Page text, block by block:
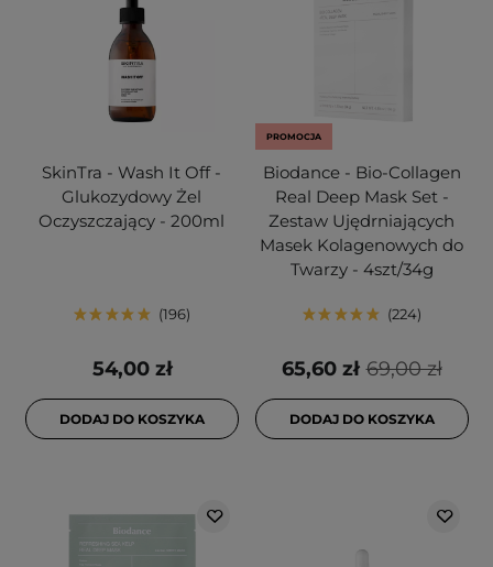
SkinTra - Wash It Off -
Glukozydowy Żel
Oczyszczający - 200ml
196
54,00 zł
DODAJ DO KOSZYKA
PROMOCJA
Biodance - Bio-Collagen
Real Deep Mask Set -
Zestaw Ujędrniających
Masek Kolagenowych do
Twarzy - 4szt/34g
224
69,00 zł
65,60 zł
DODAJ DO KOSZYKA